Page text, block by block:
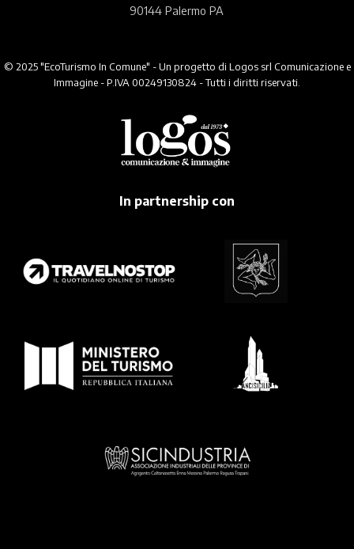
90144 Palermo PA
© 2025 "EcoTurismo In Comune" - Un progetto di Logos srl Comunicazione e
Immagine - P.IVA 00249130824 - Tutti i diritti riservati.
In partnership con